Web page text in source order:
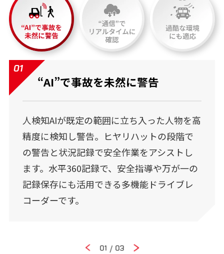
01
“AI”で事故を未然に警告
人検知AIが既定の範囲に立ち入った人物を高
精度に検知し警告。ヒヤリハットの段階で
の警告と状況記録で安全作業をアシストし
ます。水平360記録で、安全指導や万が一の
記録保存にも活用できる多機能ドライブレ
コーダーです。
01 / 03